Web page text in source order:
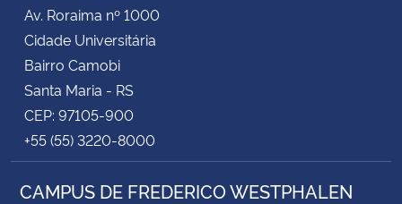
Av. Roraima nº 1000
Cidade Universitária
Bairro Camobi
Santa Maria - RS
CEP: 97105-900
+55 (55) 3220-8000
CAMPUS DE FREDERICO WESTPHALEN